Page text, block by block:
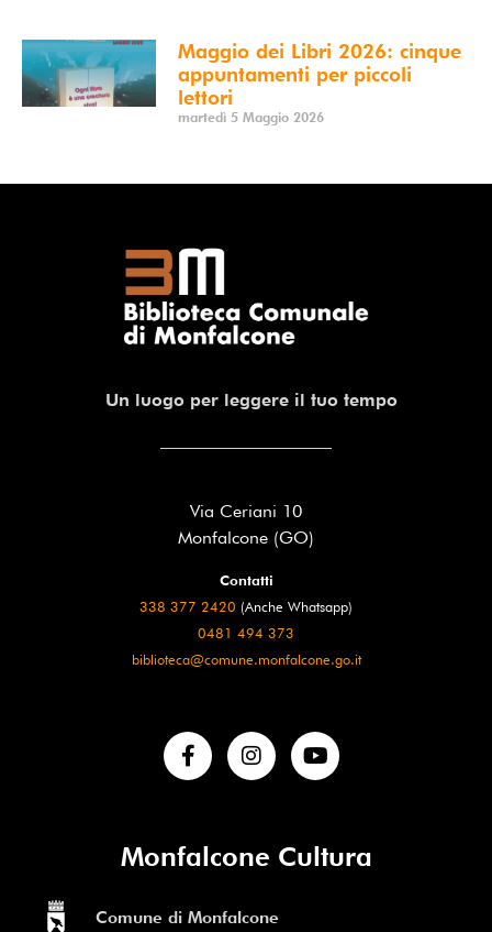
Maggio dei Libri 2026: cinque
appuntamenti per piccoli
lettori
martedì 5 Maggio 2026
Un luogo per leggere il tuo tempo
Via Ceriani 10
Monfalcone (GO)
Contatti
338 377 2420 (Anche Whatsapp)
0481 494 373
biblioteca@comune.monfalcone.go.it
Monfalcone Cultura
Comune di Monfalcone